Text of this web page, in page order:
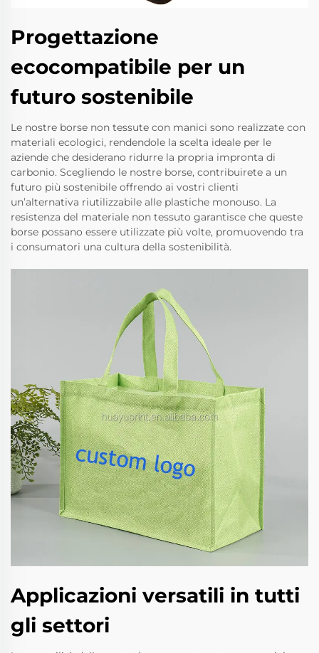
Progettazione
ecocompatibile per un
futuro sostenibile
Le nostre borse non tessute con manici sono realizzate con
materiali ecologici, rendendole la scelta ideale per le
aziende che desiderano ridurre la propria impronta di
carbonio. Scegliendo le nostre borse, contribuirete a un
futuro più sostenibile offrendo ai vostri clienti
un’alternativa riutilizzabile alle plastiche monouso. La
resistenza del materiale non tessuto garantisce che queste
borse possano essere utilizzate più volte, promuovendo tra
i consumatori una cultura della sostenibilità.
Applicazioni versatili in tutti
gli settori